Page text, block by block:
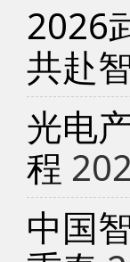
2026
共赴
光电
程
中国